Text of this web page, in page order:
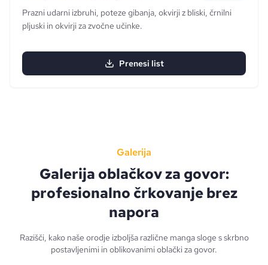
Prazni udarni izbruhi, poteze gibanja, okvirji z bliski, črnilni
pljuski in okvirji za zvočne učinke.
Prenesi list
Galerija
Galerija oblačkov za govor:
profesionalno črkovanje brez
napora
Razišči, kako naše orodje izboljša različne manga sloge s skrbno
postavljenimi in oblikovanimi oblački za govor.